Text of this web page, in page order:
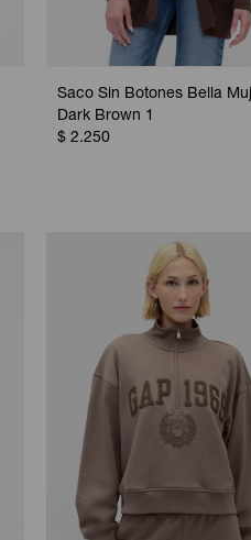
Saco Sin Botones Bella
Dark Brown 1
$ 2.250